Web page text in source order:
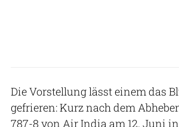
Die Vorstellung lässt einem das
gefrieren: Kurz nach dem
787-8 von Air India am 12. Juni